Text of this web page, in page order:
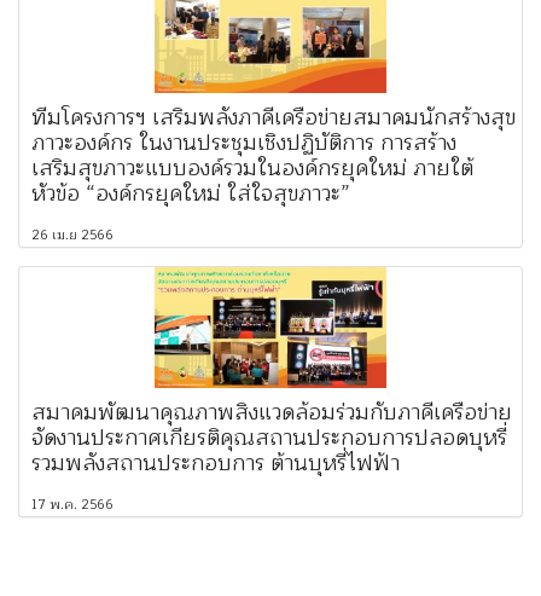
ทีมโครงการฯ เสริมพลังภาคีเครือข่ายสมาคมนักสร้างสุข
ภาวะองค์กร ในงานประชุมเชิงปฏิบัติการ การสร้าง
เสริมสุขภาวะแบบองค์รวมในองค์กรยุคใหม่ ภายใต้
หัวข้อ “องค์กรยุคใหม่ ใส่ใจสุขภาวะ”
26 เม.ย 2566
สมาคมพัฒนาคุณภาพสิ่งแวดล้อมร่วมกับภาคีเครือข่าย
จัดงานประกาศเกียรติคุณสถานประกอบการปลอดบุหรี่
รวมพลังสถานประกอบการ ต้านบุหรี่ไฟฟ้า
17 พ.ค. 2566